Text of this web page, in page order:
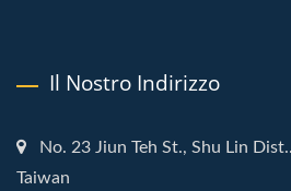
Il Nostro Indirizzo
No. 23 Jiun Teh St., Shu Lin
Taiwan